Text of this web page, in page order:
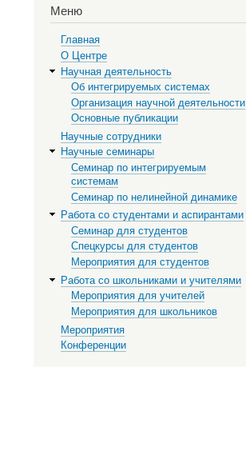
Меню
Главная
О Центре
Научная деятельность
Об интегрируемых системах
Организация научной деятельности
Основные публикации
Научные сотрудники
Научные семинары
Семинар по интегрируемым
системам
Семинар по нелинейной динамике
Работа со студентами и аспирантами
Семинар для студентов
Спецкурсы для студентов
Мероприятия для студентов
Работа со школьниками и учителями
Мероприятия для учителей
Мероприятия для школьников
Мероприятия
Конференции